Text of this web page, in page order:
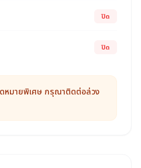
ปิด
ปิด
หมายพิเศษ กรุณาติดต่อล่วง